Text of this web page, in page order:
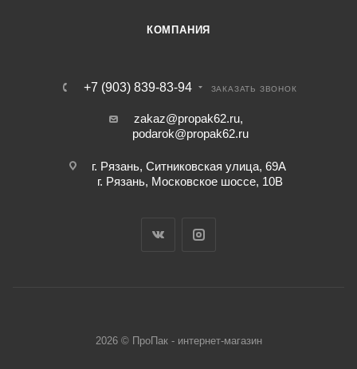
КОМПАНИЯ
+7 (903) 839-83-94 ЗАКАЗАТЬ ЗВОНОК
zakaz@propak62.ru,
podarok@propak62.ru
г. Рязань, Ситниковская улица, 69А
г. Рязань, Московское шоссе, 10В
2026 © ПроПак - интернет-магазин